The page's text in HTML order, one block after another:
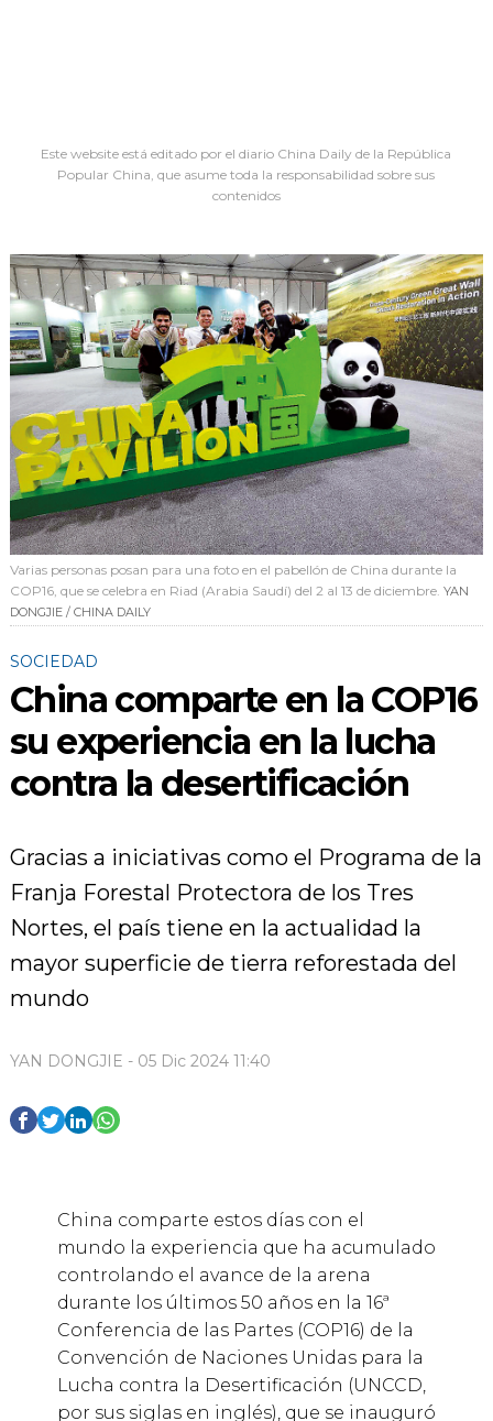
Este website está editado por el diario China Daily de la República
Popular China, que asume toda la responsabilidad sobre sus
contenidos
Varias personas posan para una foto en el pabellón de China durante la
COP16, que se celebra en Riad (Arabia Saudí) del 2 al 13 de diciembre. YAN
DONGJIE / CHINA DAILY
SOCIEDAD
China comparte en la COP16
su experiencia en la lucha
contra la desertificación
Gracias a iniciativas como el Programa de la
Franja Forestal Protectora de los Tres
Nortes, el país tiene en la actualidad la
mayor superficie de tierra reforestada del
mundo
YAN DONGJIE - 05 Dic 2024 11:40
China comparte estos días con el
mundo la experiencia que ha acumulado
controlando el avance de la arena
durante los últimos 50 años en la 16ª
Conferencia de las Partes (COP16) de la
Convención de Naciones Unidas para la
Lucha contra la Desertificación (UNCCD,
por sus siglas en inglés), que se inauguró